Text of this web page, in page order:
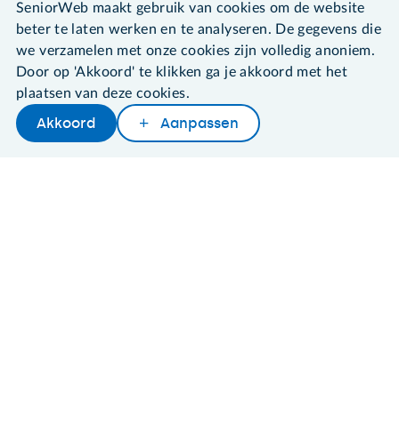
Later lezen Delen Woordenboek
Algemene voorwaarden
Disclaimer
Privacybeleid
About SeniorWeb
SeniorWeb maakt gebruik van cookies om de website
beter te laten werken en te analyseren. De gegevens die
we verzamelen met onze cookies zijn volledig anoniem.
Door op 'Akkoord' te klikken ga je akkoord met het
plaatsen van deze cookies.
Akkoord Aanpassen